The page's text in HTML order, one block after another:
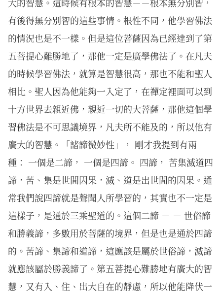
有後得無分別智的這些事情。根性不同，他學習佛法
的情況也是不一樣。但是這位菩薩因為已經達到了第
五菩提心難勝地了，那他一定是廣學佛法了。在凡夫
的時候學習佛法，就算是智慧很高，那也不能和聖人
相比。聖人因為他能夠一入定了，在禪定裡面可以到
十方世界去親近佛，親近一切的大菩薩，那他這個學
習佛法是不可思議境界，凡夫所不能及的，所以他有
廣大的智慧。「諸諦微妙性」， 剛才我提到有兩
種： 一個是二諦， 一個是四諦。 四諦， 苦集滅道四
諦，苦、集是世間因果，滅、道是出世間的因果。通
常我們說四諦就是聲聞人所學習的，其實也不一定是
這樣子，是通於三乘聖道的。這個二諦 － － 世俗諦
和勝義諦，多數用於菩薩的境界，但是也是通於四諦
的。苦諦、集諦和道諦，這應該是屬於世俗諦，滅諦
就應該屬於勝義諦了。第五菩提心難勝地有廣大的智
慧，又有入、住、出大自在的靜慮，所以他能降伏一